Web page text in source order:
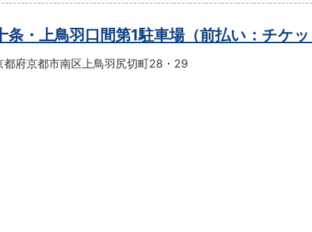
条・上鳥羽口間第1駐車場（前払い：チケ
都府京都市南区上鳥羽尻切町28・29